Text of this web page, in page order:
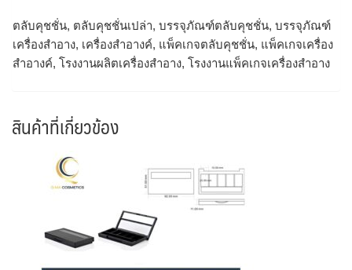
ตลับคุชชั่น, ตลับคุชชั่นเปล่า, บรรจุภัณฑ์ตลับคุชชั่น, บรรจุภัณฑ์
เครื่องสำอาง, เครื่องสำอางค์, แพ็คเกจตลับคุชชั่น, แพ็คเกจเครื่อง
สำอางค์, โรงงานผลิตเครื่องสำอาง, โรงงานแพ็คเกจเครื่องสำอาง
สินค้าที่เกี่ยวข้อง